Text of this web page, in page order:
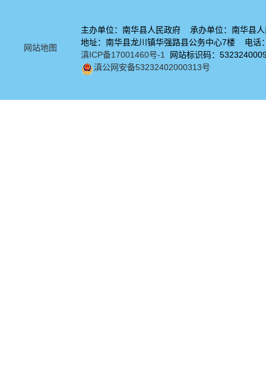
网站地图
主办单位：南华县人民政府 承办单位：南华县人
地址：南华县龙川镇华强路县公务中心7楼 电
滇ICP备17001460号-1
网站标识码：
滇公网安备53232402000313号